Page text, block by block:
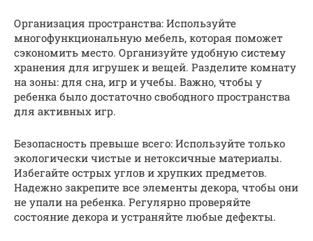
Организация пространства: Используйте
многофункциональную мебель, которая поможет
сэкономить место. Организуйте удобную систему
хранения для игрушек и вещей. Разделите комнату
на зоны: для сна, игр и учебы. Важно, чтобы у
ребенка было достаточно свободного пространства
для активных игр.
Безопасность превыше всего: Используйте только
экологически чистые и нетоксичные материалы.
Избегайте острых углов и хрупких предметов.
Надежно закрепите все элементы декора, чтобы они
не упали на ребенка. Регулярно проверяйте
состояние декора и устраняйте любые дефекты.